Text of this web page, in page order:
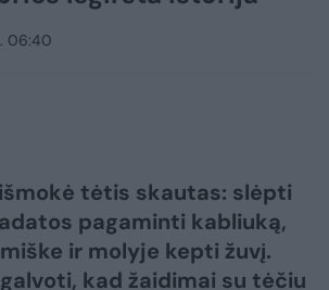
06:40
tėtis skautas: slėpti
pagaminti kabliuką,
ir molyje kepti žuvį.
kad žaidimai su tėčiu